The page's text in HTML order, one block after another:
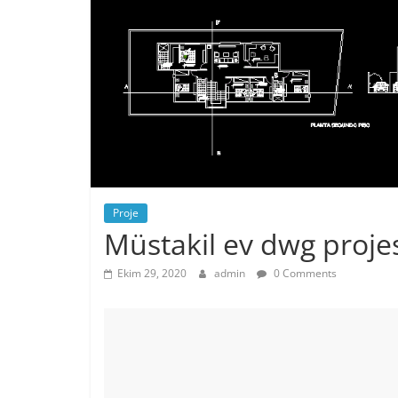
Proje
Müstakil ev dwg
Ekim 29, 2020 admin 0 Comments